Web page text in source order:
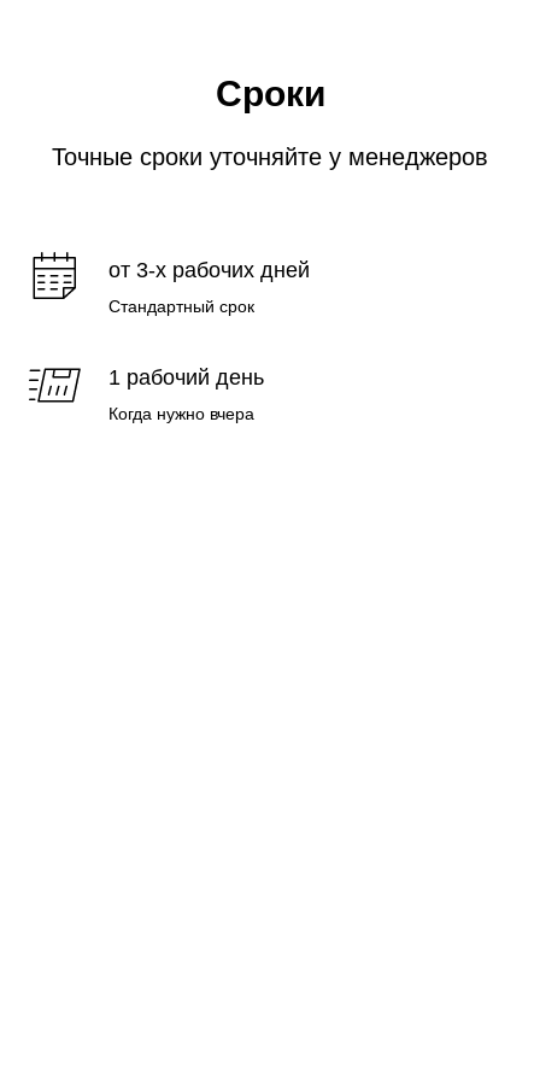
Сроки
Точные сроки уточняйте у менеджеров
от 3-х рабочих дней
Стандартный срок
1 рабочий день
Когда нужно вчера